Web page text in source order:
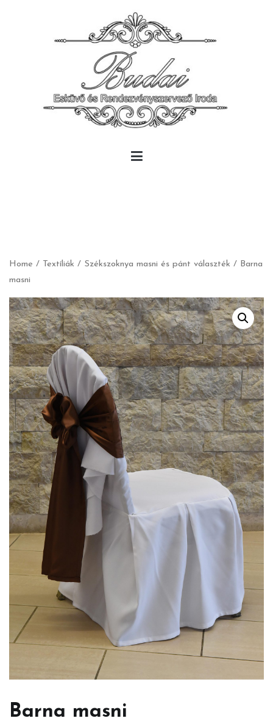
Home / Textíliák / Székszoknya masni és pánt választék / Barna
masni
Barna masni